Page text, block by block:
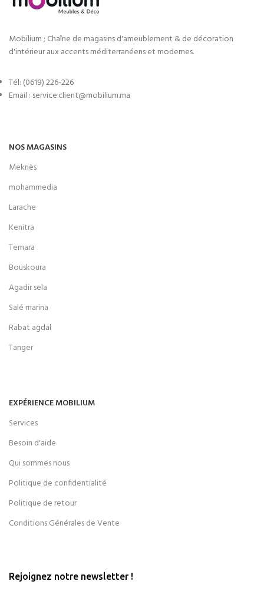
Mobilium ; Chaîne de magasins d'ameublement & de décoration
d'intérieur aux accents méditerranéens et modernes.
Tél: (0619) 226-226
Email : service.client@mobilium.ma
NOS MAGASINS
Meknès
mohammedia
Larache
Kenitra
Temara
Bouskoura
Agadir sela
Salé marina
Rabat agdal
Tanger
EXPÉRIENCE MOBILIUM
Services
Besoin d'aide
Qui sommes nous
Politique de confidentialité
Politique de retour
Conditions Générales de Vente
Rejoignez notre newsletter !